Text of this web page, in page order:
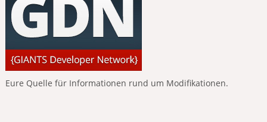
Eure Quelle für Informationen rund um Modifikationen.